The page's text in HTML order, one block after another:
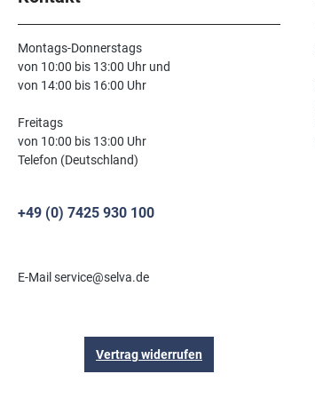
Montags-Donnerstags
von 10:00 bis 13:00 Uhr und
von 14:00 bis 16:00 Uhr
Freitags
von 10:00 bis 13:00 Uhr
Telefon (Deutschland)
+49 (0) 7425 930 100
E-Mail service@selva.de
Vertrag widerrufen